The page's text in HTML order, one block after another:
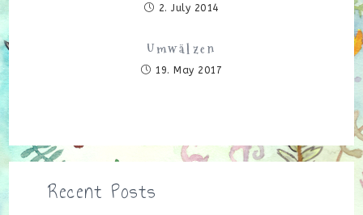
2. July 2014
Umwälzen
19. May 2017
Recent Posts